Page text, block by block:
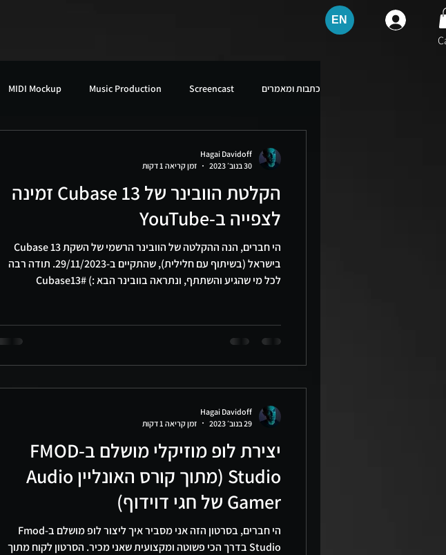
EN
כתבות ומאמרים Screencast
Music Production
MIDI Mockup
הקלטת הוובינר של Cubase 13 זמינה
לצפייה ב-YouTube
הי חברים, הנה ההקלטה של הוובינר הרשמי של השקת Cubase 13
בישראל (בשיתוף עם חלילית), שהתקיים ב-29/11/2023. תודה רבה
לכל מי שהגיע והשתתף, ונתראה בוובינר הבא :) #Cubase13
#hdeducation נכתב על ידי חגי דוידוף, מלחין, מפיק ומדריך מוסמך
מטעם Steinberg, היחיד בישראל. מאחוריו שלושים שנות הפקה
ועשרים שנות הוראה, והוא מייסד הקבינט, קהילת יוצרי המוזיקה
Hagai Davidoff
30 בנוב׳ 2023
זמן קריאה 1 דקות
יצירת לופ מוזיקלי מושלם ב-FMOD
Studio (מתוך קורס האונליין Audio
Gamer של חגי דוידוף)
הי חברים, בסרטון הזה אני מסביר איך ליצור לופ מושלם ב-Fmod
Studio בדרך הכי פשוטה ומקצועית שאני מכיר. הסרטון לקוח מתוך
Hagai Davidoff
29 בנוב׳ 2023
זמן קריאה 1 דקות